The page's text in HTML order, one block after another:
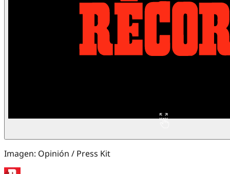
Imagen: Opinión / Press Kit